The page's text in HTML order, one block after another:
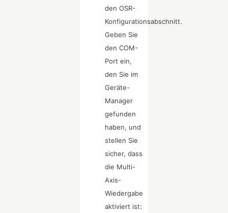
den OSR-
Konfigurationsabschnitt.
Geben Sie
den COM-
Port ein,
den Sie im
Geräte-
Manager
gefunden
haben, und
stellen Sie
sicher, dass
die Multi-
Axis-
Wiedergabe
aktiviert ist: